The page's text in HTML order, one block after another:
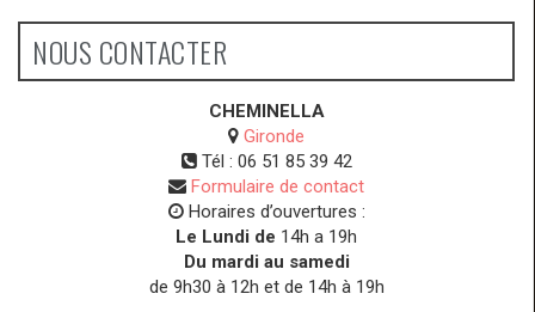
NOUS CONTACTER
CHEMINELLA
Gironde
Tél : 06 51 85 39 42
Formulaire de contact
Horaires d’ouvertures :
Le Lundi de 14h a 19h
Du mardi au samedi
de 9h30 à 12h et de 14h à 19h